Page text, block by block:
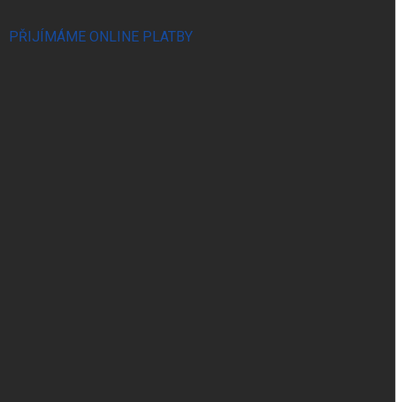
PŘIJÍMÁME ONLINE PLATBY